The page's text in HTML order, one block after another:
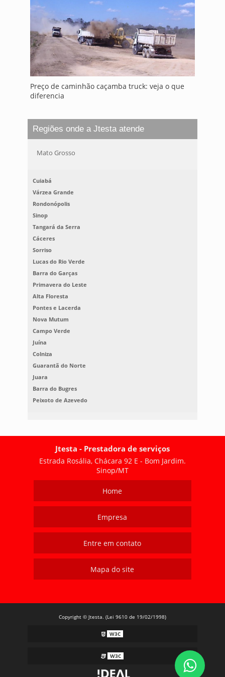
Preço de caminhão caçamba truck: veja o que
diferencia
Regiões onde a Jtesta atende
Mato Grosso
Cuiabá
Várzea Grande
Rondonópolis
Sinop
Tangará da Serra
Cáceres
Sorriso
Lucas do Rio Verde
Barra do Garças
Primavera do Leste
Alta Floresta
Pontes e Lacerda
Nova Mutum
Campo Verde
Juína
Colniza
Guarantã do Norte
Juara
Barra do Bugres
Peixoto de Azevedo
Jtesta - Prestadora de serviços
Estrada Rosália, Chácara 92 E - Bom Jardim.
Sinop/MT
Home
Empresa
Entre em contato
Mapa do site
Copyright © Jtesta. (Lei 9610 de 19/02/1998)
W3C
W3C